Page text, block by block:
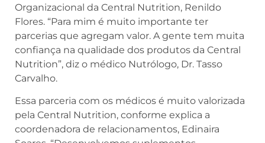
Organizacional da Central Nutrition, Renildo
Flores. “Para mim é muito importante ter
parcerias que agregam valor. A gente tem muita
confiança na qualidade dos produtos da Central
Nutrition”, diz o médico Nutrólogo, Dr. Tasso
Carvalho.
Essa parceria com os médicos é muito valorizada
pela Central Nutrition, conforme explica a
coordenadora de relacionamentos, Edinaira